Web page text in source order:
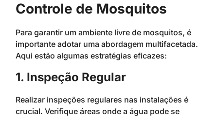
Controle de Mosquitos
Para garantir um ambiente livre de mosquitos, é
importante adotar uma abordagem multifacetada.
Aqui estão algumas estratégias eficazes:
1. Inspeção Regular
Realizar inspeções regulares nas instalações é
crucial. Verifique áreas onde a água pode se